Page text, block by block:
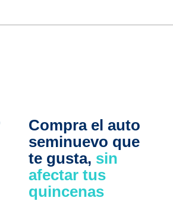
Compra el auto
seminuevo que
te gusta, sin
afectar tus
quincenas